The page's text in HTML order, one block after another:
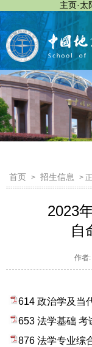
主页·
首页 > 招生信息 >
2023
自
作者
614 政治学及当
653 法学基础 考
876 法学专业综